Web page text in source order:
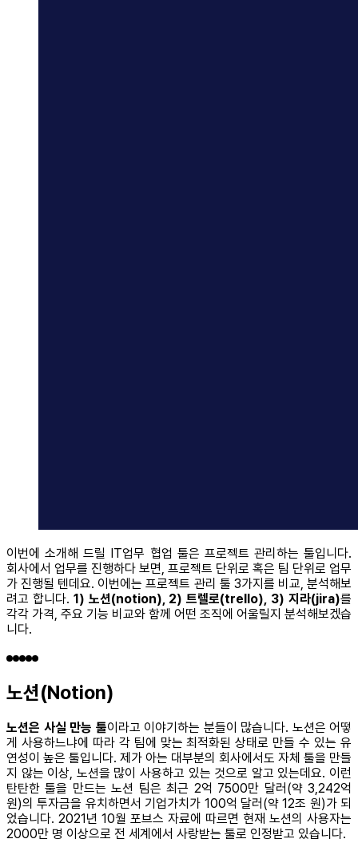
이번에 소개해 드릴 IT업무 협업 툴은 프로젝트 관리하는 툴입니다.
회사에서 업무를 진행하다 보면, 프로젝트 단위로 혹은 팀 단위로 업무
가 진행될 텐데요. 이번에는 프로젝트 관리 툴 3가지를 비교, 분석해보
려고 합니다. 1) 노션(notion), 2) 트렐로(trello), 3) 지라(jira)를
각각 가격, 주요 기능 비교와 함께 어떤 조직에 어울릴지 분석해보겠습
니다.
노션(Notion)
노션은 사실 만능 툴이라고 이야기하는 분들이 많습니다. 노션은 어떻
게 사용하느냐에 따라 각 팀에 맞는 최적화된 상태로 만들 수 있는 유
연성이 높은 툴입니다. 제가 아는 대부분의 회사에서도 자체 툴을 만들
지 않는 이상, 노션을 많이 사용하고 있는 것으로 알고 있는데요. 이런
탄탄한 툴을 만드는 노션 팀은 최근 2억 7500만 달러(약 3,242억
원)의 투자금을 유치하면서 기업가치가 100억 달러(약 12조 원)가 되
었습니다. 2021년 10월 포브스 자료에 따르면 현재 노션의 사용자는
2000만 명 이상으로 전 세계에서 사랑받는 툴로 인정받고 있습니다.